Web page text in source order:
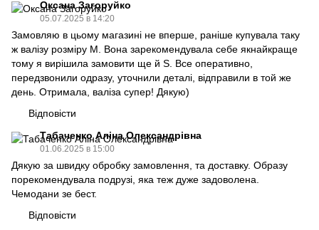
Оксана Загоруйко
05.07.2025 в 14:20
Замовляю в цьому магазині не вперше, раніше купувала таку
ж валізу розміру М. Вона зарекомендувала себе якнайкраще
тому я вирішила замовити ще й S. Все оперативно,
передзвонили одразу, уточнили деталі, відправили в той же
день. Отримала, валіза супер! Дякую)
Відповісти
Табаченко Аліна Олександрівна
01.06.2025 в 15:00
Дякую за швидку обробку замовлення, та доставку. Образу
порекомендувала подрузі, яка теж дуже задоволена.
Чемодани зе бест.
Відповісти